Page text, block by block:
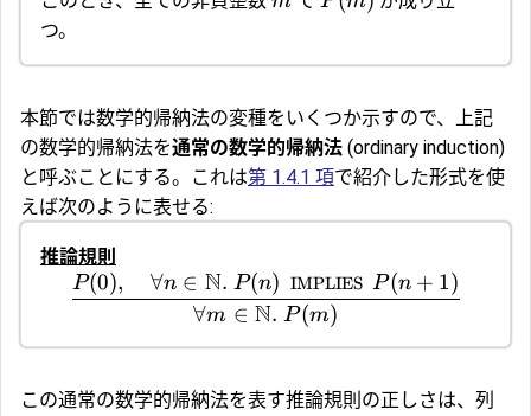
つ。
本節では数学的帰納法の変種をいくつか示すので、上記
の数学的帰納法を通常の数学的帰納法 (ordinary induction)
と呼ぶことにする。これは第 1.4.1 項で紹介した形式を使
えば次のように表せる:
推論規則
∀m ∈ N. P(m)
P(0), ∀n ∈ N. P(n) IMPLIES P(n + 1)
この通常の数学的帰納法を表す推論規則の正しさは、列